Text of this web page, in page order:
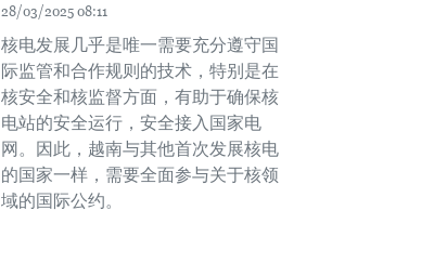
28/03/2025 08:11
核电发展几乎是唯一需要充分遵守国
际监管和合作规则的技术，特别是在
核安全和核监督方面，有助于确保核
电站的安全运行，安全接入国家电
网。因此，越南与其他首次发展核电
的国家一样，需要全面参与关于核领
域的国际公约。